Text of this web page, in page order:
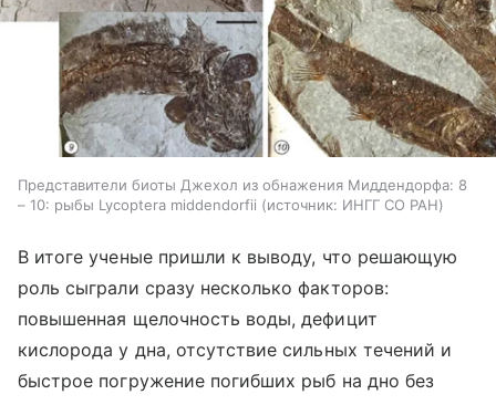
Представители биоты Джехол из обнажения Миддендорфа: 8
– 10: рыбы Lycoptera middendorfii
источник: ИНГГ СО РАН
В итоге ученые пришли к выводу, что решающую
роль сыграли сразу несколько факторов:
повышенная щелочность воды, дефицит
кислорода у дна, отсутствие сильных течений и
быстрое погружение погибших рыб на дно без